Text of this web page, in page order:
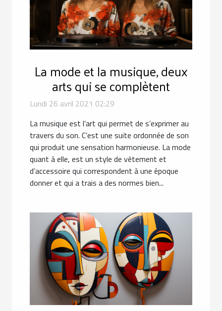
La mode et la musique, deux
arts qui se complètent
Lundi 26 avril 2021 02:29
La musique est l’art qui permet de s’exprimer au
travers du son. C’est une suite ordonnée de son
qui produit une sensation harmonieuse. La mode
quant à elle, est un style de vêtement et
d’accessoire qui correspondent à une époque
donner et qui a trais a des normes bien...